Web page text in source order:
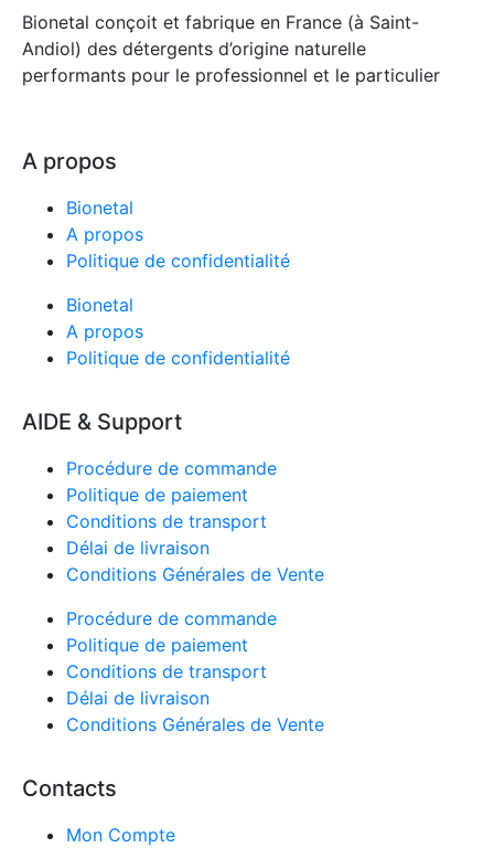
Bionetal conçoit et fabrique en France (à Saint-
Andiol) des détergents d’origine naturelle
performants pour le professionnel et le particulier
A propos
Bionetal
A propos
Politique de confidentialité
Bionetal
A propos
Politique de confidentialité
AIDE & Support
Procédure de commande
Politique de paiement
Conditions de transport
Délai de livraison
Conditions Générales de Vente
Procédure de commande
Politique de paiement
Conditions de transport
Délai de livraison
Conditions Générales de Vente
Contacts
Mon Compte